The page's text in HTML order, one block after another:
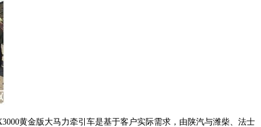
黄金版大马力牵引车是基于客户实际需求，由陕汽与潍柴、法士